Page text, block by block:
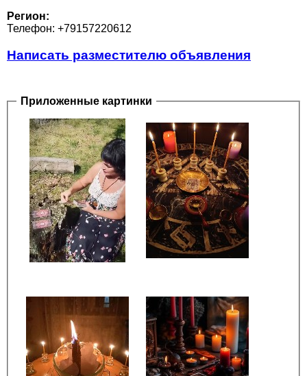
Регион:
Телефон: +79157220612
Написать разместителю объявления
Приложенные картинки